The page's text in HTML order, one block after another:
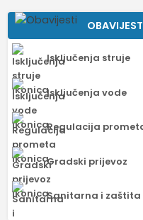
Isključenja struje
Isključenja vode
Regulacija
Gradski prijevoz
Sanitarna i zaštita